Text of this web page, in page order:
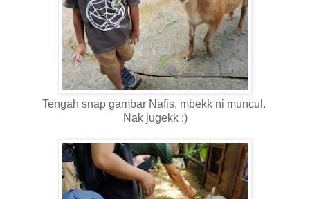
Tengah snap gambar Nafis, mbekk ni muncul.
Nak jugekk :)